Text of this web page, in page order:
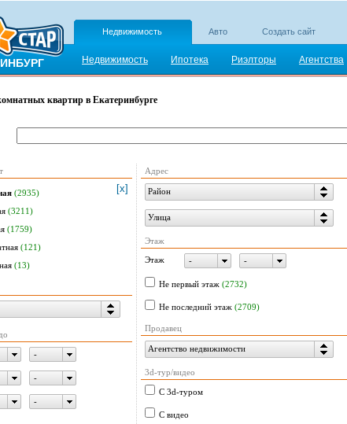
Недвижимость Авто Создать сайт
Недвижимость Ипотека Риэлторы Агентства
квартир в Екатеринбурге
(2935)
(3211)
(1759)
(121)
(13)
[x]
-
-
-
Адрес
Район
Улица
Этаж
Этаж - -
Не первый этаж (2732)
Не последний этаж (2709)
Продавец
Агентство недвижимости
3d-тур/видео
С 3d-туром
С видео